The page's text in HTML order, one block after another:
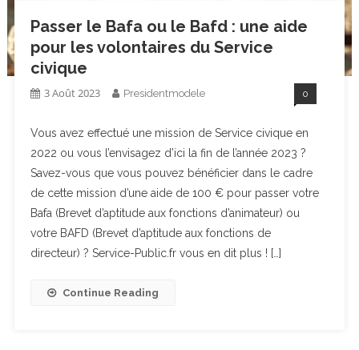
Passer le Bafa ou le Bafd : une aide
pour les volontaires du Service
civique
3 Août 2023 Presidentmodele 0
Vous avez effectué une mission de Service civique en
2022 ou vous l’envisagez d’ici la fin de l’année 2023 ?
Savez-vous que vous pouvez bénéficier dans le cadre
de cette mission d’une aide de 100 € pour passer votre
Bafa (Brevet d’aptitude aux fonctions d’animateur) ou
votre BAFD (Brevet d’aptitude aux fonctions de
directeur) ? Service-Public.fr vous en dit plus ! […]
Continue Reading